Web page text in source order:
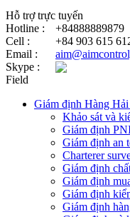
Hỗ trợ trực tuyến
Hotline :
+84888889879
Cell :
+84 903 615
Email :
Skype :
Field
Giám định Hàng
Khảo sát và
Giám định
Giám định an
Charterer
Giám định
​Giám định
Giám định
Giám định